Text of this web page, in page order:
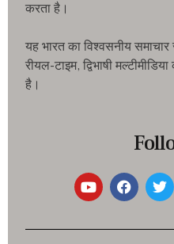
करता है।
यह भारत का विश्वसनीय
रीयल-टाइम, द्विभाषी
है।